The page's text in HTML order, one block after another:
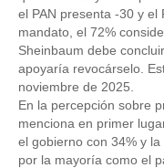
el PAN presenta -30 y el
mandato, el 72%
Sheinbaum debe
apoyaría revocárselo.
noviembre de 2025.
En la percepción sobre
menciona en primer
el gobierno con 34% y
por la mayoría como el